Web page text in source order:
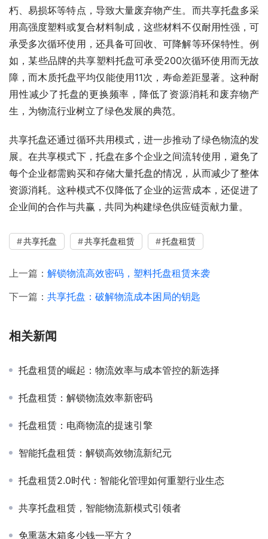
朽、易损坏等特点，导致大量废弃物产生。而共享托盘多采
用高强度塑料或复合材料制成，这些材料不仅耐用性强，可
承受多次循环使用，还具备可回收、可降解等环保特性。例
如，某些品牌的共享塑料托盘可承受200次循环使用而无故
障，而木质托盘平均仅能使用11次，寿命差距显著。这种耐
用性减少了托盘的更换频率，降低了资源消耗和废弃物产
生，为物流行业树立了绿色发展的典范。
共享托盘还通过循环共用模式，进一步推动了绿色物流的发
展。在共享模式下，托盘在多个企业之间流转使用，避免了
每个企业都需购买和存储大量托盘的情况，从而减少了整体
资源消耗。这种模式不仅降低了企业的运营成本，还促进了
企业间的合作与共赢，共同为构建绿色供应链贡献力量。
共享托盘 共享托盘租赁 托盘租赁
上一篇： 解锁物流高效密码，塑料托盘租赁来袭
下一篇： 共享托盘：破解物流成本困局的钥匙
相关新闻
托盘租赁的崛起：物流效率与成本管控的新选择
托盘租赁：解锁物流效率新密码
托盘租赁：电商物流的提速引擎
智能托盘租赁：解锁高效物流新纪元
托盘租赁2.0时代：智能化管理如何重塑行业生态
共享托盘租赁，智能物流新模式引领者
免熏蒸木箱多少钱一平方？